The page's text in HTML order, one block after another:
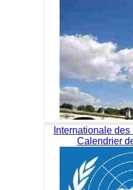
Internationale
Calendrier